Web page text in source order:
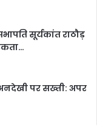
सूर्यकांत राठौड़
पर सख्ती: अपर